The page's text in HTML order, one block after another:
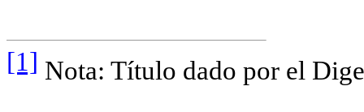
[1] Nota: Título dado por el